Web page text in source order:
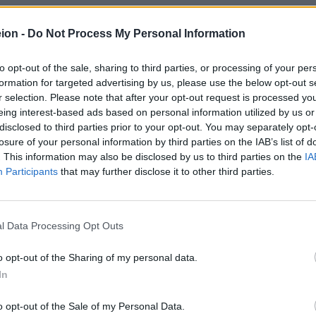
- Do Not Process My Personal Information
opt-out of the sale, sharing to third parties, or processing of your
for targeted advertising by us, please use the below opt-out
selection. Please note that after your opt-out request is processed
interest-based ads based on personal information utilized by us
to third parties prior to your opt-out. You may separately
of your personal information by third parties on the IAB’s list of
This information may also be disclosed by us to third parties on the
Participants that may further disclose it to other third parties.
Data Processing Opt Outs
opt-out of the Sharing of my personal data.
opt-out of the Sale of my Personal Data.
ή έχουν παραχωρηθεί στο κοινωφελές ίδρυμα
ΤΑΓΩΝΙΔΗ ΜΑΝΙΑΤΑΚΗ». Λογότυπα, επωνυμίες,
φωτογραφίες, απεικονίσεις και βίντεο, που περιλαμβάνονται
του Ιδρύματος ή των προσώπων που μνημονεύονται
εφαρμόζονται οι διατάξεις περί πνευματικής ιδιοκτησίας.
του Ιδρύματος, η χρήση, εκμετάλλευση,
ολικά ή μερικά, του περιεχομένου του δικτυακού
του περιεχομένου του για προσωπική πληροφοριακή χρήση
της ακρίβειας, ορθότητας, πληρότητας,
στο δικτυακό τόπο. Οι πληροφορίες παρέχονται «ως έχουν»
προς αυτές.
τόπο δεν αποτελούν ούτε μπορεί να θεωρηθούν,
για οποιαδήποτε πράξη ή παράλειψη. Οι χρήστες
βούληση και με δική τους ευθύνη.
συνεχή και ασφαλή λειτουργία του δικτύου, δεν εγγυάται
(servers) θα είναι χωρίς διακοπή και χωρίς